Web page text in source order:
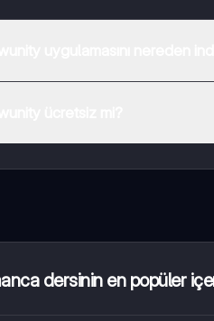
dersinin en popüler